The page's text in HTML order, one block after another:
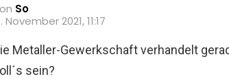
So
November 2021, 11:17
Metaller-Gewerkschaft verhandelt
sein?